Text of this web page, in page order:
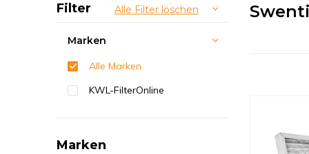
Filter Alle Filter löschen
Marken
Alle Marken
KWL-FilterOnline
Marken